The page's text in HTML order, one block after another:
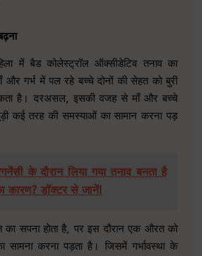
में बैड कोलेस्ट्रॉल ऑक्सीडेटिव तनाव का
गर्भ में पल रहे बच्चे दोनों की सेहत को बुरी
है। दरअसल, इसकी वजह से माँ और बच्चे
कई तरह की समस्याओं का सामान करना पड़
के दौरान लिया गया तनाव बनता है
कारण? डॉक्टर से जानें!
का सपना होता है, पर इस दौरान एक औरत को
करना पड़ता है। जिसमें गर्भावस्था के